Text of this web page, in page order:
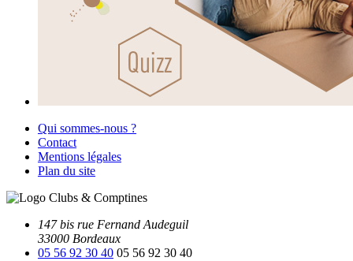
Qui sommes-nous ?
Contact
Mentions légales
Plan du site
147 bis rue Fernand Audeguil
33000 Bordeaux
05 56 92 30 40 05 56 92 30 40